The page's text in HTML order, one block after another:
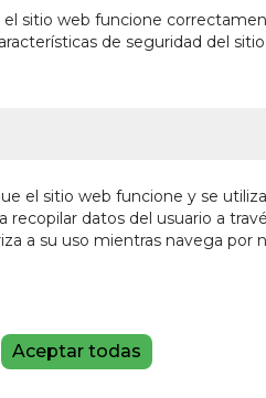
sitio web funcione
de seguridad del
el sitio web funcione y se
datos del usuario a
a su uso mientras navega por
Aceptar todas
ARTE Y
P.
En stock
36,00 €
9788415887539